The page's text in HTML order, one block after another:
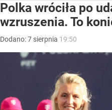
Polka wróciła po
wzruszenia. To
Dodano:7 sierpnia 19:50